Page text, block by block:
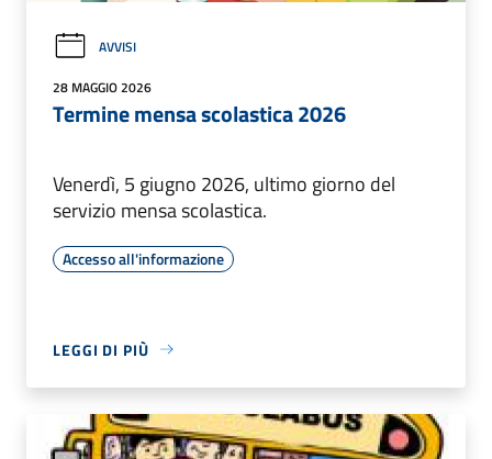
AVVISI
28 MAGGIO 2026
Termine mensa scolastica 2026
Venerdì, 5 giugno 2026, ultimo giorno del
servizio mensa scolastica.
Accesso all'informazione
LEGGI DI PIÙ